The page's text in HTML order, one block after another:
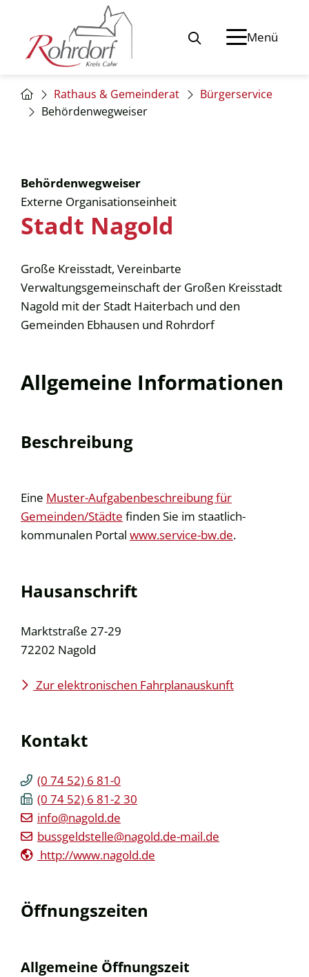
Menü
Rathaus & Gemeinderat
Bürgerservice
Behördenwegweiser
Behördenwegweiser
Externe Organisationseinheit
Stadt Nagold
Große Kreisstadt, Vereinbarte
Verwaltungsgemeinschaft der Großen Kreisstadt
Nagold mit der Stadt Haiterbach und den
Gemeinden Ebhausen und Rohrdorf
Allgemeine Informationen
Beschreibung
Eine Muster-Aufgabenbeschreibung für
Gemeinden/Städte finden Sie im staatlich-
kommunalen Portal www.service-bw.de.
Hausanschrift
Marktstraße 27-29
72202 Nagold
Zur elektronischen Fahrplanauskunft
Kontakt
(0 74 52) 6 81-0
(0 74 52) 6 81-2 30
info@nagold.de
bussgeldstelle@nagold.de-mail.de
http://www.nagold.de
Öffnungszeiten
Allgemeine Öffnungszeit